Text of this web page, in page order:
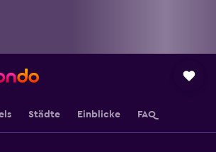
Städte Einblicke FAQ